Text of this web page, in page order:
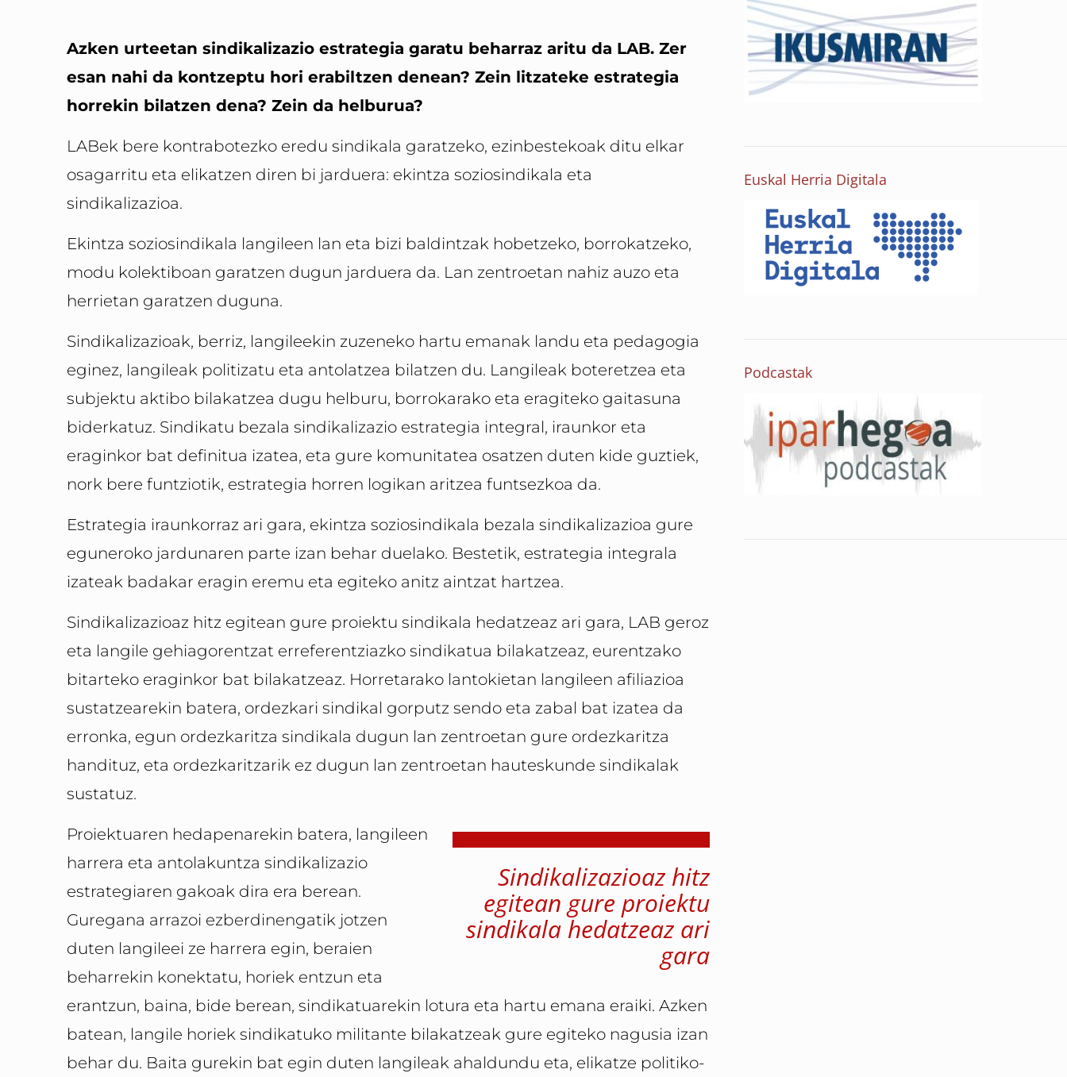
Azken urteetan sindikalizazio estrategia garatu beharraz aritu da LAB. Zer
esan nahi da kontzeptu hori erabiltzen denean? Zein litzateke estrategia
horrekin bilatzen dena? Zein da helburua?
LABek bere kontrabotezko eredu sindikala garatzeko, ezinbestekoak ditu elkar
osagarritu eta elikatzen diren bi jarduera: ekintza soziosindikala eta
sindikalizazioa.
Ekintza soziosindikala langileen lan eta bizi baldintzak hobetzeko, borrokatzeko,
modu kolektiboan garatzen dugun jarduera da. Lan zentroetan nahiz auzo eta
herrietan garatzen duguna.
Sindikalizazioak, berriz, langileekin zuzeneko hartu emanak landu eta pedagogia
eginez, langileak politizatu eta antolatzea bilatzen du. Langileak boteretzea eta
subjektu aktibo bilakatzea dugu helburu, borrokarako eta eragiteko gaitasuna
biderkatuz. Sindikatu bezala sindikalizazio estrategia integral, iraunkor eta
eraginkor bat definitua izatea, eta gure komunitatea osatzen duten kide guztiek,
nork bere funtziotik, estrategia horren logikan aritzea funtsezkoa da.
Estrategia iraunkorraz ari gara, ekintza soziosindikala bezala sindikalizazioa gure
eguneroko jardunaren parte izan behar duelako. Bestetik, estrategia integrala
izateak badakar eragin eremu eta egiteko anitz aintzat hartzea.
Sindikalizazioaz hitz egitean gure proiektu sindikala hedatzeaz ari gara, LAB geroz
eta langile gehiagorentzat erreferentziazko sindikatua bilakatzeaz, eurentzako
bitarteko eraginkor bat bilakatzeaz. Horretarako lantokietan langileen afiliazioa
sustatzearekin batera, ordezkari sindikal gorputz sendo eta zabal bat izatea da
erronka, egun ordezkaritza sindikala dugun lan zentroetan gure ordezkaritza
handituz, eta ordezkaritzarik ez dugun lan zentroetan hauteskunde sindikalak
sustatuz.
Sindikalizazioaz hitz
egitean gure proiektu
sindikala hedatzeaz ari
gara
Proiektuaren hedapenarekin batera, langileen
harrera eta antolakuntza sindikalizazio
estrategiaren gakoak dira era berean.
Guregana arrazoi ezberdinengatik jotzen
duten langileei ze harrera egin, beraien
beharrekin konektatu, horiek entzun eta
erantzun, baina, bide berean, sindikatuarekin lotura eta hartu emana eraiki. Azken
batean, langile horiek sindikatuko militante bilakatzeak gure egiteko nagusia izan
behar du. Baita gurekin bat egin duten langileak ahaldundu eta, elikatze politiko-
Euskal Herria Digitala
Podcastak